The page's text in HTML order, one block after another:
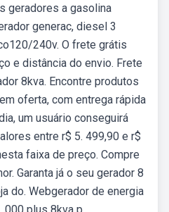
geradores a gasolina
generac, diesel 3
240v. O frete grátis
e distância do envio. Frete
8kva. Encontre produtos
oferta, com entrega rápida
um usuário conseguirá
entre r$ 5. 499,90 e r$
faixa de preço. Compre
Garanta já o seu gerador 8
do. Webgerador de energia